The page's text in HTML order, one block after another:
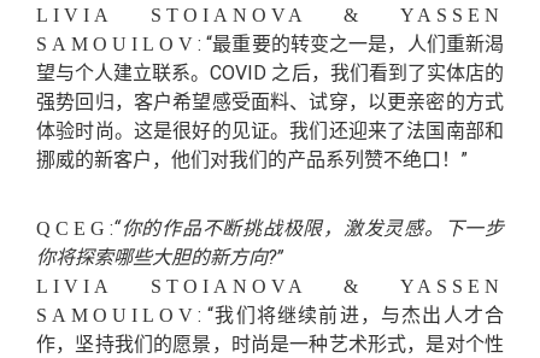
LIVIA STOIANOVA & YASSEN
SAMOUILOV : “最重要的转变之一是，人们重新渴
望与个人建立联系。COVID 之后，我们看到了实体店的
强势回归，客户希望感受面料、试穿，以更亲密的方式
体验时尚。这是很好的见证。我们还迎来了法国南部和
挪威的新客户，他们对我们的产品系列赞不绝口！”
QCEG :“你的作品不断挑战极限，激发灵感。下一步
你将探索哪些大胆的新方向?”
LIVIA STOIANOVA & YASSEN
SAMOUILOV : “我们将继续前进，与杰出人才合
作，坚持我们的愿景，时尚是一种艺术形式，是对个性